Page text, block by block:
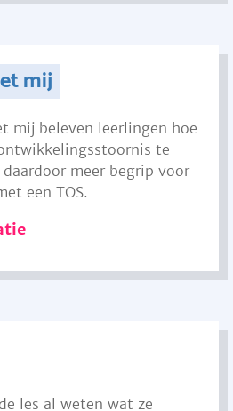
mij
mij beleven leerlingen hoe
te
meer begrip voor
een TOS.
les al weten wat ze